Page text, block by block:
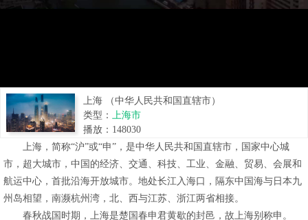
上海 （中华人民共和国直辖市）
类型： 上海市
播放： 148030
上海，简称“沪”或“申”，是中华人民共和国直辖市，国家中心城
市，超大城市，中国的经济、交通、科技、工业、金融、贸易、会展和
航运中心，首批沿海开放城市。地处长江入海口，隔东中国海与日本九
州岛相望，南濒杭州湾，北、西与江苏、浙江两省相接。
春秋战国时期，上海是楚国春申君黄歇的封邑，故上海别称申。